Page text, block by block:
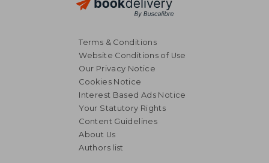
Terms & Conditions
Website Conditions of Use
Our Privacy Notice
Cookies Notice
Interest Based Ads Notice
Your Statutory Rights
Content Guidelines
About Us
Authors list